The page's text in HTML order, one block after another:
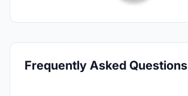
Frequently Asked Questions